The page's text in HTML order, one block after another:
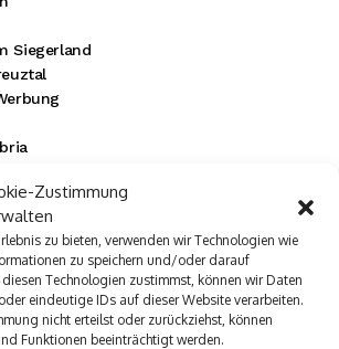
Zustimmung
zu bieten, verwenden wir Technologien wie
zu speichern und/oder darauf
Technologien zustimmst, können wir Daten
eindeutige IDs auf dieser Website verarbeiten.
nicht erteilst oder zurückziehst, können
Funktionen beeinträchtigt werden.
Siegerland
GmbH